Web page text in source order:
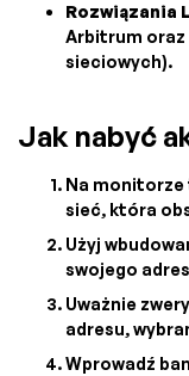
Rozwiązania
Arbitrum oraz
sieciowych).
Jak nabyć
Na monitorze
sieć, która
Użyj
swojego
Uważnie
adresu,
Wprowadź